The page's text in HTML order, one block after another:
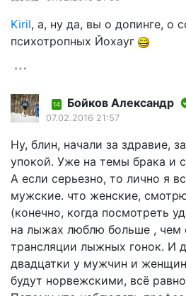
Kiril, а, ну да, вы о допинге, о
психотропных Йохауг
14 Бойков Александр
07.02.2016 21:57
Ну, блин, начали за здравие,
упокой. Уже на темы брака и
А если серьезно, то лично я
мужские. что женские,
(конечно, когда посмотреть
на лыжах люблю больше , чем
трансляции лыжных гонок. И
двадцатки у мужчин и
будут норвежскими, всё